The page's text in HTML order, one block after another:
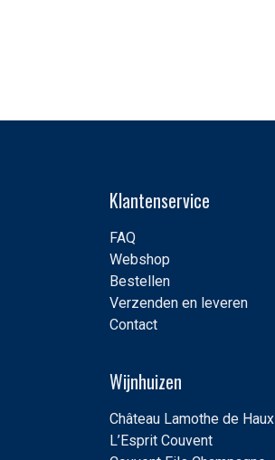
Klantenservice
FAQ
Webshop
Bestellen
Verzenden en leveren
Contact
Wijnhuizen
Château Lamothe de Haux
L’Esprit Couvent